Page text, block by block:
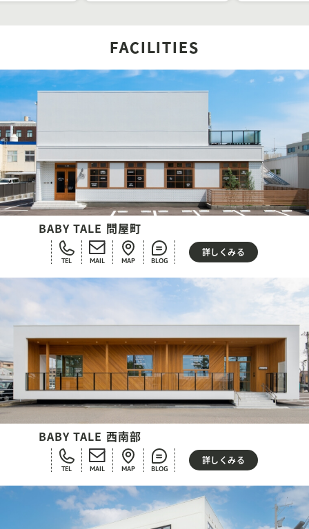
FACILITIES
BABY TALE 問屋町
TEL MAIL MAP BLOG
詳しくみる
BABY TALE 西南部
TEL MAIL MAP BLOG
詳しくみる